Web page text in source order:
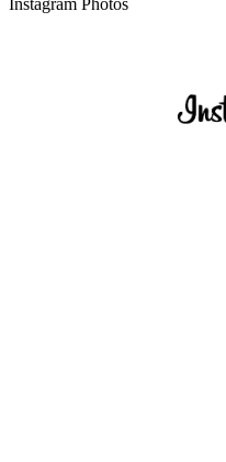
Instagram Photos